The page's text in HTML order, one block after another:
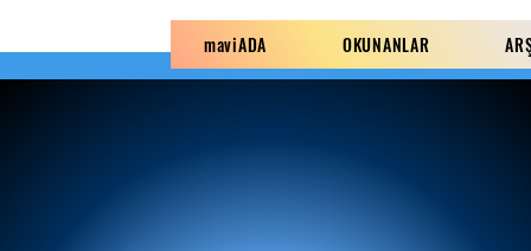
maviADA OKUNANLAR